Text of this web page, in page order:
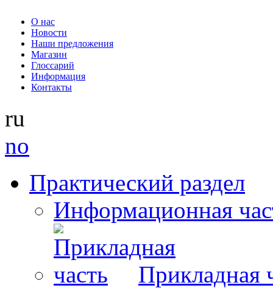
О нас
Новости
Наши предложения
Магазин
Глоссарий
Информация
Контакты
ru
no
Практический раздел
Информационная
Прикладная